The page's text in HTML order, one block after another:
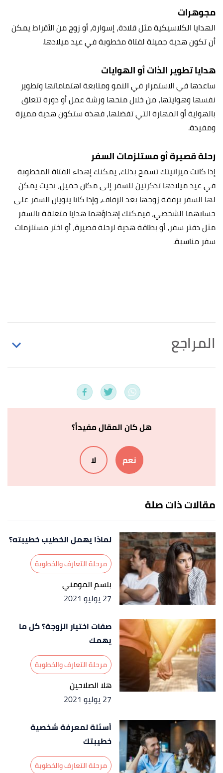
مجوهرات
الهدايا الكلاسيكية مثل قلادة، إسوارة، أو زوج من الأقراط يمكن
أن تكون هدية جميلة لفتاة مخطوبة في عيد ميلادها.
هدايا تطوير الذات أو الهوايات
ساعدها في الاستمرار في النمو ومتابعة اهتماماتها وتطوير
نفسها وهوايتها، من خلال منحها ورشة عمل أو دورة تتعلق
بالهواية أو المهارة التي تفضلها، فهذه ستكون هدية مميزة
ومفيدة.
رحلة قصيرة أو مستلزمات السفر
إذا كانت ميزانيتك تسمح بذلك، يمكنك إهداء الفتاة المخطوبة
في عيد ميلادها تذكرتين للسفر إلى مكان جميل، بحيث يمكن
لها السفر برفقة زوجها بعد الزفاف، وإذا كانا ينويان السفر على
حسابهما الشخصي، فيمكنك إهداؤهما هدايا متعلقة بالسفر
مثل دفتر سفر، أو بطاقة هدية لرحلة قصيرة، أو اختر مستلزمات
سفر مناسبة.
المراجع
modernmoh, Retrieved 8/8/2023. Edited.
↑
"The 50 Best Engagement Gifts for Couples of
2023",brides, Retrieved 8/8/2023. Edited.
"28 unique engagement gift ideas, from someone
who recently got married" businessinsider
هل كان المقال مفيداً؟
نعم لا
مقالات ذات صلة
لماذا يهمل الخطيب خطيبته؟
مرحلة التعارف والخطوبة
بلسم المومني
27 يوليو 2021
صفات اختيار الزوجة؟ كل ما
يهمك
مرحلة التعارف والخطوبة
هلا الصلاحين
27 يوليو 2021
أسئلة لمعرفة شخصية
خطيبتك
مرحلة التعارف والخطوبة